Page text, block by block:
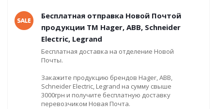
Бесплатная отправка Новой Почтой
продукции ТМ Hager, ABB, Schneider
Electric, Legrand
Бесплатная доставка на отделение Новой
Почты.
Закажите продукцию брендов Hager, ABB,
Schneider Electric, Legrand на сумму свыше
3000грн и получите бесплатную доставку
перевозчиком Новая Почта.